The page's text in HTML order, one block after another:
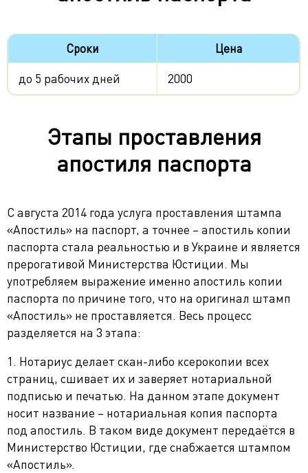
Сроки Цена
до 5 рабочих дней 2000
Этапы проставления
апостиля паспорта
С августа 2014 года услуга проставления штампа
«Апостиль» на паспорт, а точнее – апостиль копии
паспорта стала реальностью и в Украине и является
прерогативой Министерства Юстиции. Мы
употребляем выражение именно апостиль копии
паспорта по причине того, что на оригинал штамп
«Апостиль» не проставляется. Весь процесс
разделяется на 3 этапа:
1. Нотариус делает скан-либо ксерокопии всех
страниц, сшивает их и заверяет нотариальной
подписью и печатью. На данном этапе документ
носит название – нотариальная копия паспорта
под апостиль. В таком виде документ передаётся в
Министерство Юстиции, где снабжается штампом
«Апостиль».